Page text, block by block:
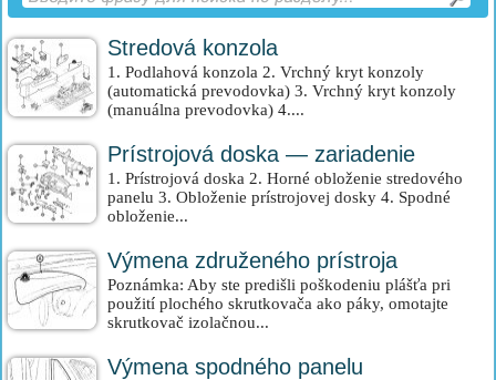
Stredová konzola
1. Podlahová konzola 2. Vrchný kryt konzoly
(automatická prevodovka) 3. Vrchný kryt konzoly
(manuálna prevodovka) 4....
Prístrojová doska — zariadenie
1. Prístrojová doska 2. Horné obloženie stredového
panelu 3. Obloženie prístrojovej dosky 4. Spodné
obloženie...
Výmena združeného prístroja
Poznámka: Aby ste predišli poškodeniu plášťa pri
použití plochého skrutkovača ako páky, omotajte
skrutkovač izolačnou...
Výmena spodného panelu